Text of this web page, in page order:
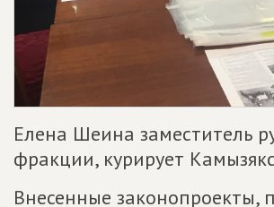
Елена Шеина заместитель
фракции, курирует
Внесенные законопроекты,